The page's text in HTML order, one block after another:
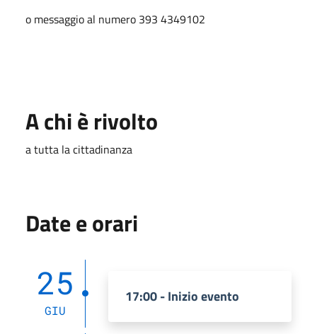
o messaggio al numero 393 4349102
A chi è rivolto
a tutta la cittadinanza
Date e orari
25
GIU
17:00 - Inizio evento